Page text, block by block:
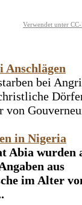
Verwendet unter
Anschlägen
bei
von
in Nigeria
Abia wurden
aus
im Alter